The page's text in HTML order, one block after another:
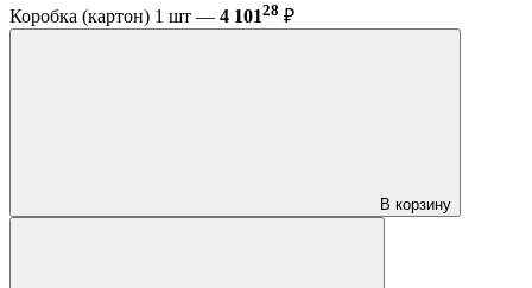
Коробка (картон) 1 шт — 4 10128 ₽
В корзину